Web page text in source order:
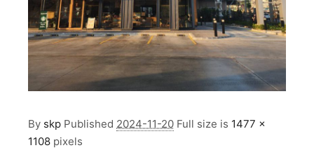
By skp Published 2024-11-20 Full size is 1477 ×
1108 pixels